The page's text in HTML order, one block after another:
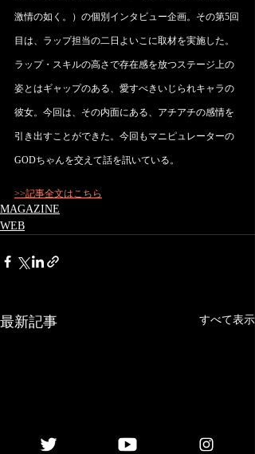
激情の如く。）の個別インタビュー企画。その第5回
目は、ラップ担当の二日よいこに取材を実施した。
ラップ・スキルの高さで存在感を放つステージ上の
姿とはギャップのある、愛すべきいじられキャラの
彼女。今回は、その内面にある、アチアチの感情を
引き出すことができた。今回もマニピュレーターの
GODちゃんを交えて話を訊いている。
>>記事全文はこちら
MAGAZINE
WEB
最新記事 すべて表示